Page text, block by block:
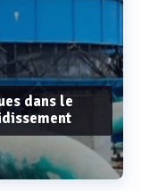
dans le